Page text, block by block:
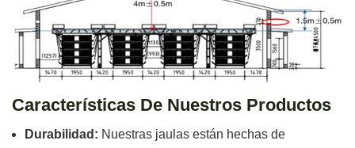
Características De Nuestros Productos
Durabilidad: Nuestras jaulas están hechas de